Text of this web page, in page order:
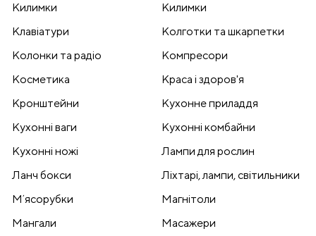
Килимки
Килимки
Клавіатури
Колготки та шкарпетки
Колонки та радіо
Компресори
Косметика
Краса і здоров'я
Кронштейни
Кухонне приладдя
Кухонні ваги
Кухонні комбайни
Кухонні ножі
Лампи для рослин
Ланч бокси
Ліхтарі, лампи, світильники
Мʼясорубки
Магнітоли
Мангали
Масажери